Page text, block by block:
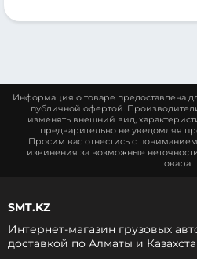
Информация о товаре предоставлена
публичной офертой.
изменять внешний вид,
предварительно не уведомляя
Просим вас отнестись с
извинения за возможные
товара.
SMT.KZ
Интернет-магазин грузовых
доставкой по Алматы и